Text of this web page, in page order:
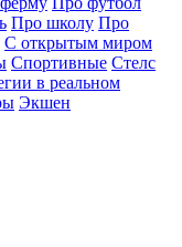
Про школу Про
С открытым миром
Спортивные Стелс
в реальном
Экшен